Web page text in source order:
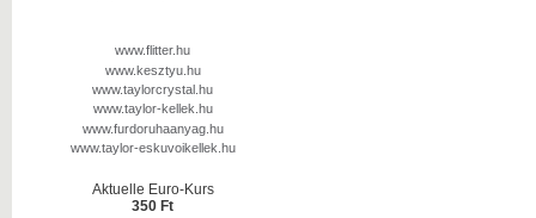
www.flitter.hu
www.kesztyu.hu
www.taylorcrystal.hu
www.taylor-kellek.hu
www.furdoruhaanyag.hu
www.taylor-eskuvoikellek.hu
Aktuelle Euro-Kurs
350 Ft